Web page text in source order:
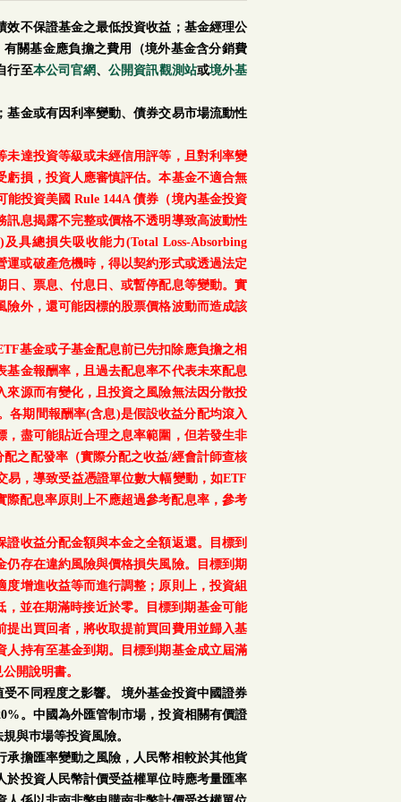
不保證基金之最低投資收益；基金經理公
關基金應負擔之費用（境外基金含分銷費
行至本公司官網、公開資訊觀測站或境外基
金或有因利率變動、債券交易市場流動性
達投資等級或未經信用評等，且對利率變
損，投資人應審慎評估。本基金不適合無
投資美國 Rule 144A 債券（境內基金投資
訊息揭露不完整或價格不透明導致高波動性
具總損失吸收能力(Total Loss-Absorbing
或破產危機時，得以契約形式或透過法定
、票息、付息日、或暫停配息等變動。實
外，還可能因標的股票價格波動而造成該
基金或子基金配息前已先扣除應負擔之相
金報酬率，且過去配息率不代表未來配息
源而有變化，且投資之風險無法因分散投
各期間報酬率(含息)是假設收益分配均滾入
盡可能貼近合理之息率範圍，但若發生非
之配發率（實際分配之收益/經會計師查核
，導致受益憑證單位數大幅變動，如ETF
配息率原則上不應超過參考配息率，參考
收益分配金額與本金之全額返還。目標到
存在違約風險與價格損失風險。目標到期
增進收益等而進行調整；原則上，投資組
並在期滿時接近於零。目標到期基金可能
出買回者，將收取提前買回費用並歸入基
持有至基金到期。目標到期基金成立屆滿
開說明書。
不同程度之影響。 境外基金投資中國證券
。中國為外匯管制市場，投資相關有價證
與巿場等投資風險。
擔匯率變動之風險，人民幣相較於其他貨
投資人民幣計價受益權單位時應考量匯率